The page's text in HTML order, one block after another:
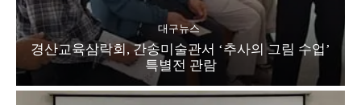
대구뉴스
경산교육삼락회, 간송미술관서 ‘추사의 그림 수업’
특별전 관람